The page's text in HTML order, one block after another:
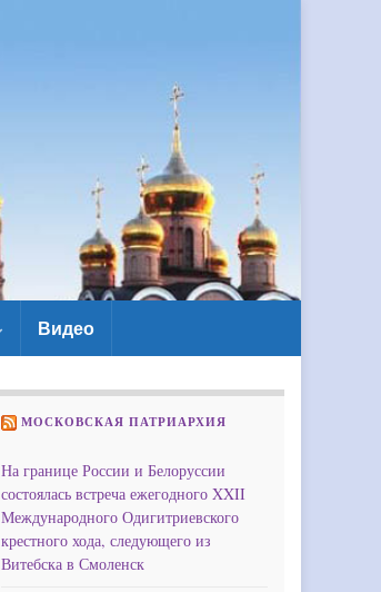
Видео
МОСКОВСКАЯ ПАТРИАРХИЯ
На границе России и Белоруссии
состоялась встреча ежегодного XXII
Международного Одигитриевского
крестного хода, следующего из
Витебска в Смоленск